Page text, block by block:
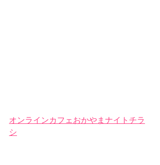
オンラインカフェおかやまナイトチラ
シ